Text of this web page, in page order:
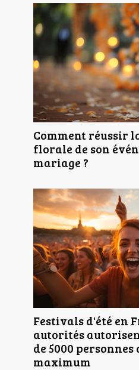
Comment réussir
florale de son
mariage ?
Festivals d'été en
autorités
de 5000 personnes
maximum